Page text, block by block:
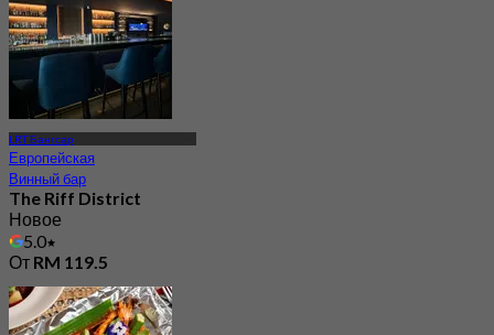
LRT Бангсар
Европейская
Винный бар
The Riff District
Новое
5.0
От RM 119.5